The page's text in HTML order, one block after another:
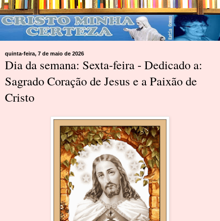
quinta-feira, 7 de maio de 2026
Dia da semana: Sexta-feira - Dedicado a:
Sagrado Coração de Jesus e a Paixão de
Cristo